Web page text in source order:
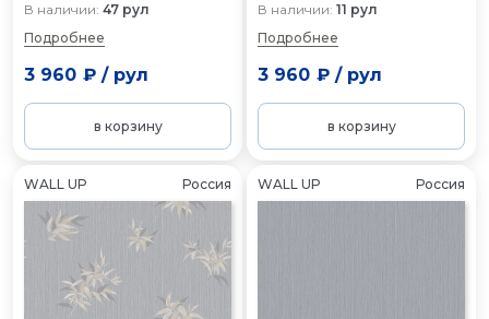
В наличии: 47 рул
Подробнее
3 960 ₽/ рул
в корзину
В наличии: 11 рул
Подробнее
3 960 ₽/ рул
в корзину
WALL UP Россия WALL UP Россия